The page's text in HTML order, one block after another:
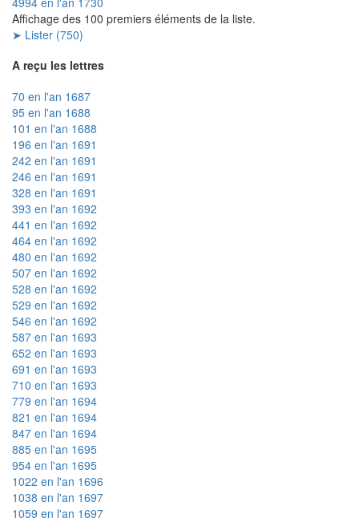
Affichage des 100 premiers éléments de la liste.
➤ Lister (750)
A reçu les lettres
70 en l'an 1687
95 en l'an 1688
101 en l'an 1688
196 en l'an 1691
242 en l'an 1691
246 en l'an 1691
328 en l'an 1691
393 en l'an 1692
441 en l'an 1692
464 en l'an 1692
480 en l'an 1692
507 en l'an 1692
528 en l'an 1692
529 en l'an 1692
546 en l'an 1692
587 en l'an 1693
652 en l'an 1693
691 en l'an 1693
710 en l'an 1693
779 en l'an 1694
821 en l'an 1694
847 en l'an 1694
885 en l'an 1695
954 en l'an 1695
1022 en l'an 1696
1038 en l'an 1697
1059 en l'an 1697